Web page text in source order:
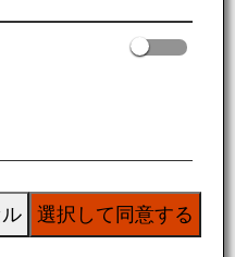
選択して同意する